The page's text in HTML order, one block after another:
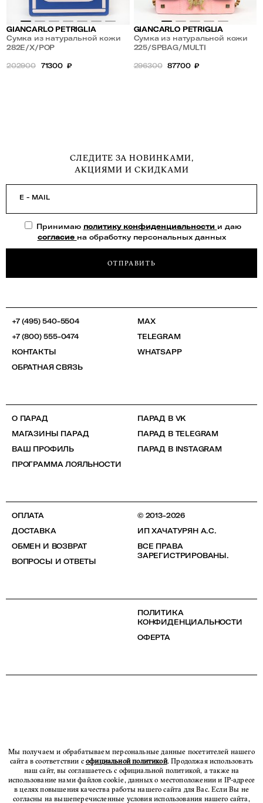
GIANCARLO PETRIGLIA
Сумка из натуральной кожи
POP
282E/X/POP
202900 71300 ₽
GIANCARLO PETRIGLIA
Сумка из натуральной кожи
MULTI
225/SPBAG/MULTI
296300 87700 ₽
СЛЕДИТЕ ЗА НОВИНКАМИ,
АКЦИЯМИ И СКИДКАМИ
E - MAIL
Принимаю политику конфиденциальности и даю
согласие на обработку персональных данных
ОТПРАВИТЬ
+7 (495) 540-5504
+7 (800) 555-0474
КОНТАКТЫ
ОБРАТНАЯ СВЯЗЬ
MAX
TELEGRAM
WHATSAPP
О ПАРАД
МАГАЗИНЫ ПАРАД
ВАШ ПРОФИЛЬ
ПРОГРАММА ЛОЯЛЬНОСТИ
ПАРАД В VK
ПАРАД В TELEGRAM
ПАРАД В INSTAGRAM
ОПЛАТА
ДОСТАВКА
ОБМЕН И ВОЗВРАТ
ВОПРОСЫ И ОТВЕТЫ
© 2013-2026
ИП ХАЧАТУРЯН А.С.
ВСЕ ПРАВА
ЗАРЕГИСТРИРОВАНЫ.
ПОЛИТИКА
КОНФИДЕНЦИАЛЬНОСТИ
ОФЕРТА
Мы получаем и обрабатываем персональные данные посетителей нашего
сайта в соответствии софициальной политикой. Продолжая использовать
наш сайт, вы соглашаетесь с официальной политикой, а также на
использование нами файлов cookie, данных о местоположении и IP-адресе
в целях повышения качества работы нашего сайта для Вас. Если Вы не
согласны на вышеперечисленные условия использования нашего сайта,